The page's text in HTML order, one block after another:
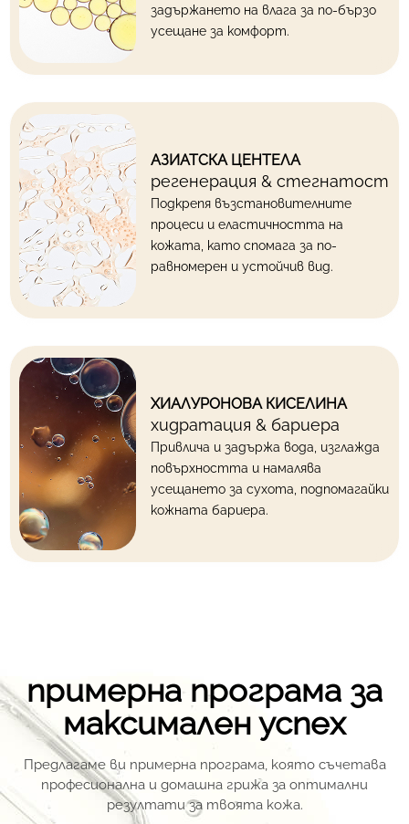
задържането на влага за по-бързо
усещане за комфорт.
АЗИАТСКА ЦЕНТЕЛА
регенерация & стегнатост
Подкрепя възстановителните
процеси и еластичността на
кожата, като спомага за по-
равномерен и устойчив вид.
ХИАЛУРОНОВА КИСЕЛИНА
хидратация & бариера
Привлича и задържа вода, изглажда
повърхността и намалява
усещането за сухота, подпомагайки
кожната бариера.
примерна програма за
максимален успех
Предлагаме ви примерна програма, която съчетава
професионална и домашна грижа за оптимални
резултати за твоята кожа.